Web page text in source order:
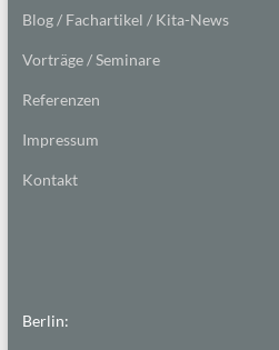
Blog / Fachartikel / Kita-News
Vorträge / Seminare
Referenzen
Impressum
Kontakt
Berlin: